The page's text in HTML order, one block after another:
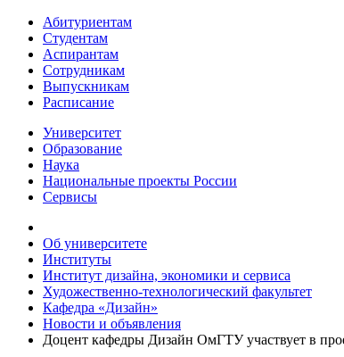
Абитуриентам
Студентам
Аспирантам
Сотрудникам
Выпускникам
Расписание
Университет
Образование
Наука
Национальные проекты России
Сервисы
Об университете
Институты
Институт дизайна, экономики и сервиса
Художественно-технологический факультет
Кафедра «Дизайн»
Новости и объявления
Доцент кафедры Дизайн ОмГТУ участвует в